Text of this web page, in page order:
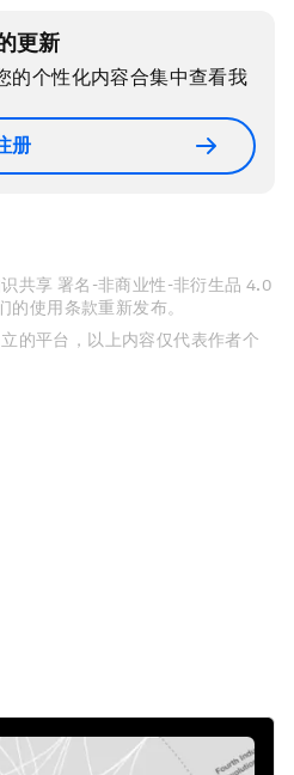
更新
的个性化内容合集中查看我
册
共享 署名-非商业性-非衍生品 4.0
的使用条款重新发布。
的平台，以上内容仅代表作者个